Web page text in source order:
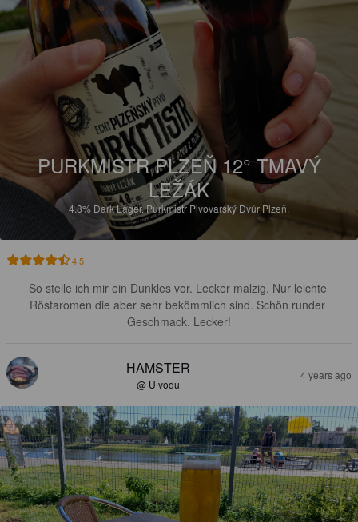
PURKMISTR PLZEŇ 12° TMAVÝ
LEŽÁK
4.8% Dark Lager.Purkmistr Pivovarský Dvůr Plzeň.
4.5
So stelle ich mir ein Dunkles vor. Lecker malzig. Nur leichte
Röstaromen die aber sehr bekömmlich sind. Schön runder
Geschmack. Lecker!
HAMSTER
@ U vodu
4 years ago